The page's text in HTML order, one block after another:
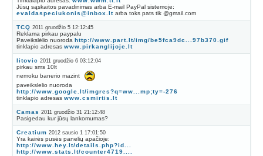
Jūsų sąskaitos pavadinimas arba E-mail PayPal sistemoje:
evaldaspeciukonis@inbox.ltarba toks pats tik @gmail.com
TCQ 2011 gruodžio 5 12:12:45
Reklama pirkau paypalu
Paveikslėlio nuoroda http://www.part.lt/img/be5fca9dc...97b370.gif
tinklapio adresas www.pirkanglijoje.lt
litovic 2011 gruodžio 6 03:12:04
pirkau sms 10lt
nemoku banerio mazint
paveikslelio nuoroda
http://www.google.lt/imgres?q=ww...mp;ty=-276
tinklapio adresas www.csmirtis.lt
Camas 2011 gruodžio 31 21:12:48
Pasigedau kur jūsų lankomumas?
Creatium 2012 sausio 1 17:01:50
Yra kairės pusės panelių apačioje:
http://www.hey.lt/details.php?id...
http://www.stats.lt/counter4719....